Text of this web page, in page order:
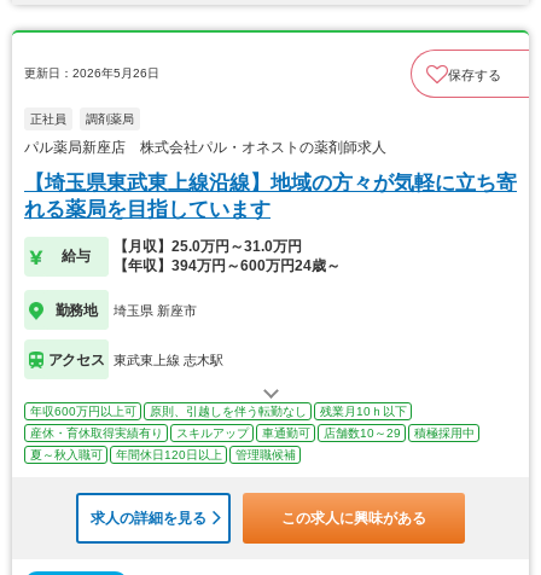
更新日：2026年5月26日 保存する
正社員 調剤薬局
パル薬局新座店 株式会社パル・オネストの薬剤師求人
【埼玉県東武東上線沿線】地域の方々が気軽に立ち寄
れる薬局を目指しています
給与
【月収】25.0万円～31.0万円
【年収】394万円～600万円24歳～
勤務地 埼玉県 新座市
アクセス 東武東上線 志木駅
年収600万円以上可 原則、引越しを伴う転勤なし
残業月10ｈ以下
産休・育休取得実績有り
スキルアップ 車通勤可 店舗数10～29
積極採用中
夏～秋入職可
年間休日120日以上 管理職候補
求人の詳細を見る この求人に興味がある